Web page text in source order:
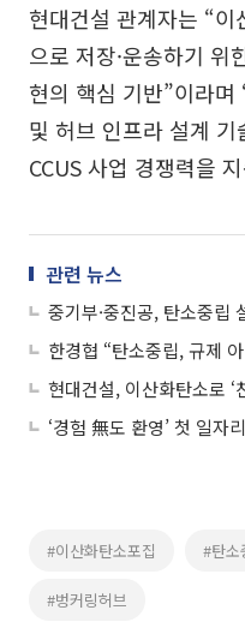
현대건설 관계자는 “이
으로 저장·운송하기 위
현의 핵심 기반”이라며
및 허브 인프라 설계
CCUS 사업 경쟁력을
관련 뉴스
중기부·중진공, 탄소중립
현대건설, 이산화탄소로 ‘
‘경험 無도 환영’ 첫 일자
#이산화탄소포집 #탄소
#벙커링허브